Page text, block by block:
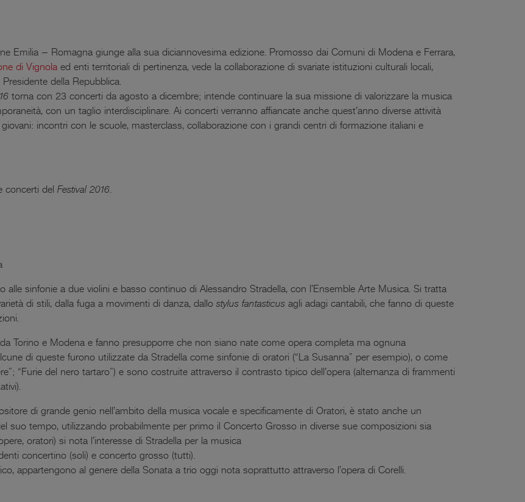
Emilia – Romagna giunge alla sua diciannovesima edizione. Promosso dai Comuni di Modena e Ferrara,
di Vignola ed enti territoriali di pertinenza, vede la collaborazione di svariate istituzioni culturali locali,
della Repubblica.
torna con 23 concerti da agosto a dicembre; intende continuare la sua missione di valorizzare la musica
con un taglio interdisciplinare. Ai concerti verranno affiancate anche quest’anno diverse attività
incontri con le scuole, masterclass, collaborazione con i grandi centri di formazione italiani e
concerti del Festival 2016
alle sinfonie a due violini e basso continuo di Alessandro Stradella, con l’Ensemble Arte Musica. Si tratta
di stili, dalla fuga a movimenti di danza, dallo stylus fantasticus agli adagi cantabili, che fanno di queste
Torino e Modena e fanno presupporre che non siano nate come opera completa ma ognuna
di queste furono utilizzate da Stradella come sinfonie di oratori (“La Susanna” per esempio), o come
“Furie del nero tartaro”) e sono costruite attraverso il contrasto tipico dell’opera (alternanza di frammenti
di grande genio nell’ambito della musica vocale e specificamente di Oratori, è stato anche un
suo tempo, utilizzando probabilmente per primo il Concerto Grosso in diverse sue composizioni sia
oratori) si nota l’interesse di Stradella per la musica
concertino (soli) e concerto grosso (tutti).
appartengono al genere della Sonata a trio oggi nota soprattutto attraverso l’opera di Corelli.